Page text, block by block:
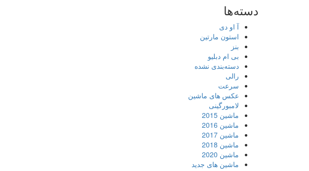
دسته‌ها
آ او دی
استون مارتین
بنز
بی ام دبلیو
دسته‌بندی نشده
رالی
سرعت
عکس های ماشین
لامبورگینی
ماشین 2015
ماشین 2016
ماشین 2017
ماشین 2018
ماشین 2020
ماشین های جدید